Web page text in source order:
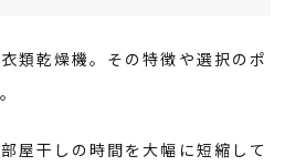
類乾燥機。その特徴や選択のポ
屋干しの時間を大幅に短縮して